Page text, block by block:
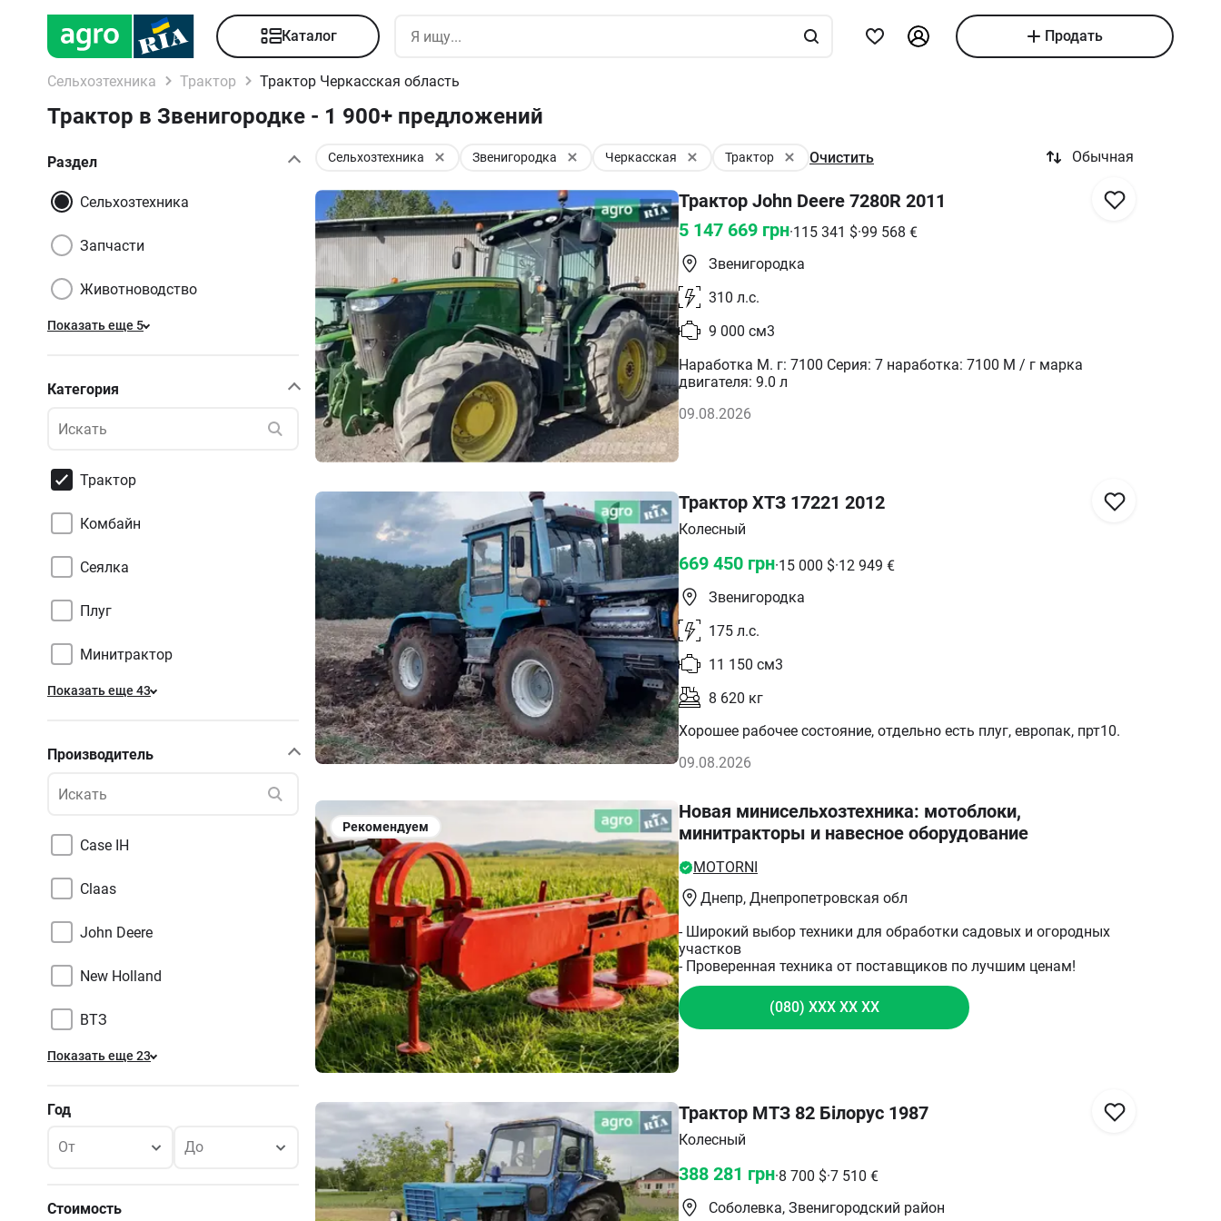
Каталог Продать
Сельхозтехника Трактор Трактор Черкасская область
Трактор в Звенигородке - 1 900+ предложений
Раздел
Сельхозтехника
Запчасти
Животноводство
Показать еще 5
Категория
Трактор
Комбайн
Сеялка
Плуг
Минитрактор
Показать еще 43
Производитель
Case IH
Claas
John Deere
New Holland
ВТЗ
Показать еще 23
Год
От До
Стоимость
Сельхозтехника Звенигородка Черкасская Трактор Очистить Обычная
Трактор John Deere 7280R 2011
5 147 669 грн·115 341 $·99 568 €
Звенигородка
310 л.с.
9 000 см3
Наработка М. г: 7100 Серия: 7 наработка: 7100 М / г марка
двигателя: 9.0 л
09.08.2026
Трактор ХТЗ 17221 2012
Колесный
669 450 грн·15 000 $·12 949 €
Звенигородка
175 л.с.
11 150 см3
8 620 кг
Хорошее рабочее состояние, отдельно есть плуг, европак, прт10.
09.08.2026
Трактор МТЗ 82 Білорус 1987
Колесный
388 281 грн·8 700 $·7 510 €
Соболевка, Звенигородский район
Рекомендуем
Новая минисельхозтехника: мотоблоки,
минитракторы и навесное оборудование
MOTORNI
Днепр, Днепропетровская обл
- Широкий выбор техники для обработки садовых и огородных
участков
- Проверенная техника от поставщиков по лучшим ценам!
(080) XXX XX XX